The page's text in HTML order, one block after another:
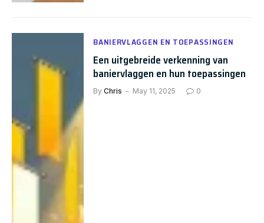
BANIERVLAGGEN EN TOEPASSINGEN
Een uitgebreide verkenning van
baniervlaggen en hun toepassingen
By Chris May 11, 2025 0